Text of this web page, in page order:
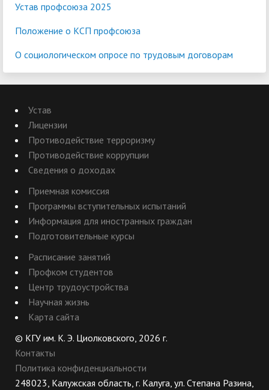
Устав профсоюза 2025
Положение о КСП профсоюза
О социологическом опросе по трудовым договорам
Устав
Лицензии
Противодействие терроризму
Противодействие коррупции
Сведения о доходах
Приемная комиссия
Программы вступительных испытаний
Информация для иностранных граждан
Подготовительные курсы
Расписание занятий
Профком студентов
Центр трудоустройства
Научная жизнь
Карта сайта
© КГУ им. К. Э. Циолковского, 2026 г.
Контакты
Политика конфиденциальности
248023, Калужская область, г. Калуга, ул. Степана Разина,